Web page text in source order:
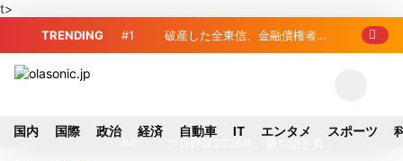
t>
TRENDING #1 破産した全東信、金融債権者リ
国内 国際 政治 経済 自動車 IT エンタメ スポーツ